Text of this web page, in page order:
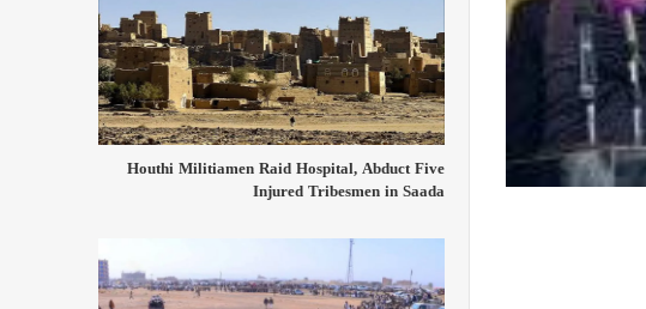
Houthi Militiamen Raid Hospital, Abduct Five
Injured Tribesmen in Saada